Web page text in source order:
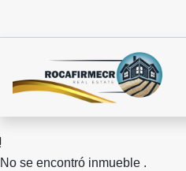
No se encontró inmueble .